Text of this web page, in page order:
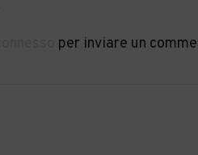
per inviare un